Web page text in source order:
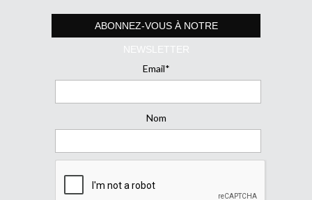
ABONNEZ-VOUS À NOTRE
NEWSLETTER
Email*
Nom